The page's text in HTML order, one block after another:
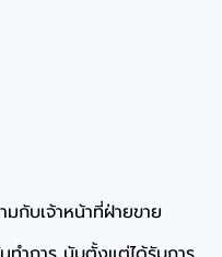
กับเจ้าหน้าที่ฝ่ายขาย